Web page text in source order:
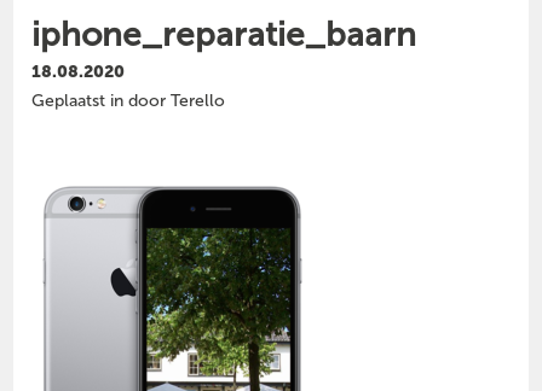
iphone_reparatie_baarn
18.08.2020
Geplaatst in door Terello